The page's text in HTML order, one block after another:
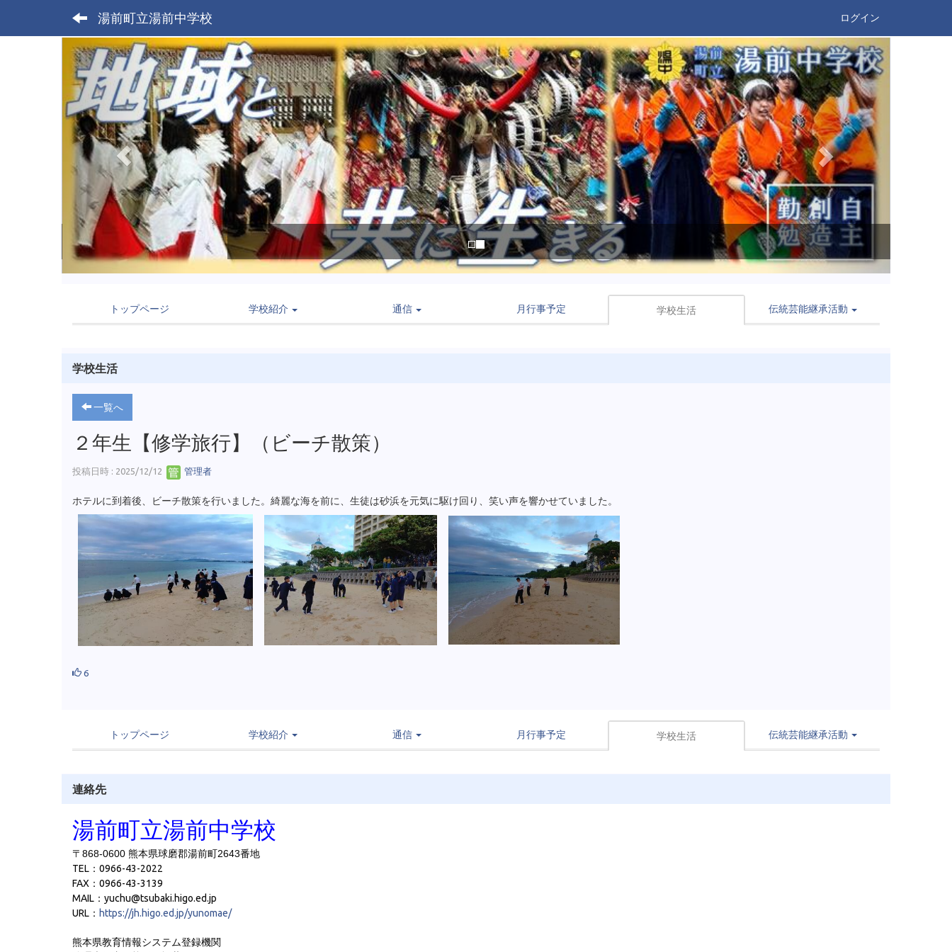
湯前町立湯前中学校 ログイン
p
r
e
v
i
o
u
s
n
e
x
t
トップページ 学校紹介 通信 月行事予定 学校生活 伝統芸能継承活動
学校生活
一覧へ
２年生【修学旅行】（ビーチ散策）
投稿日時 : 2025/12/12 管理者
ホテルに到着後、ビーチ散策を行いました。綺麗な海を前に、生徒は砂浜を元気に駆け回り、笑い声を響かせていました。
6
トップページ 学校紹介 通信 月行事予定 学校生活 伝統芸能継承活動
連絡先
湯前町立湯前中学校
〒868-0600 熊本県球磨郡湯前町2643番地
TEL：0966-43-2022
FAX：0966-43-3139
MAIL：yuchu@tsubaki.higo.ed.jp
URL： https://jh.higo.ed.jp/yunomae/
熊本県教育情報システム登録機関